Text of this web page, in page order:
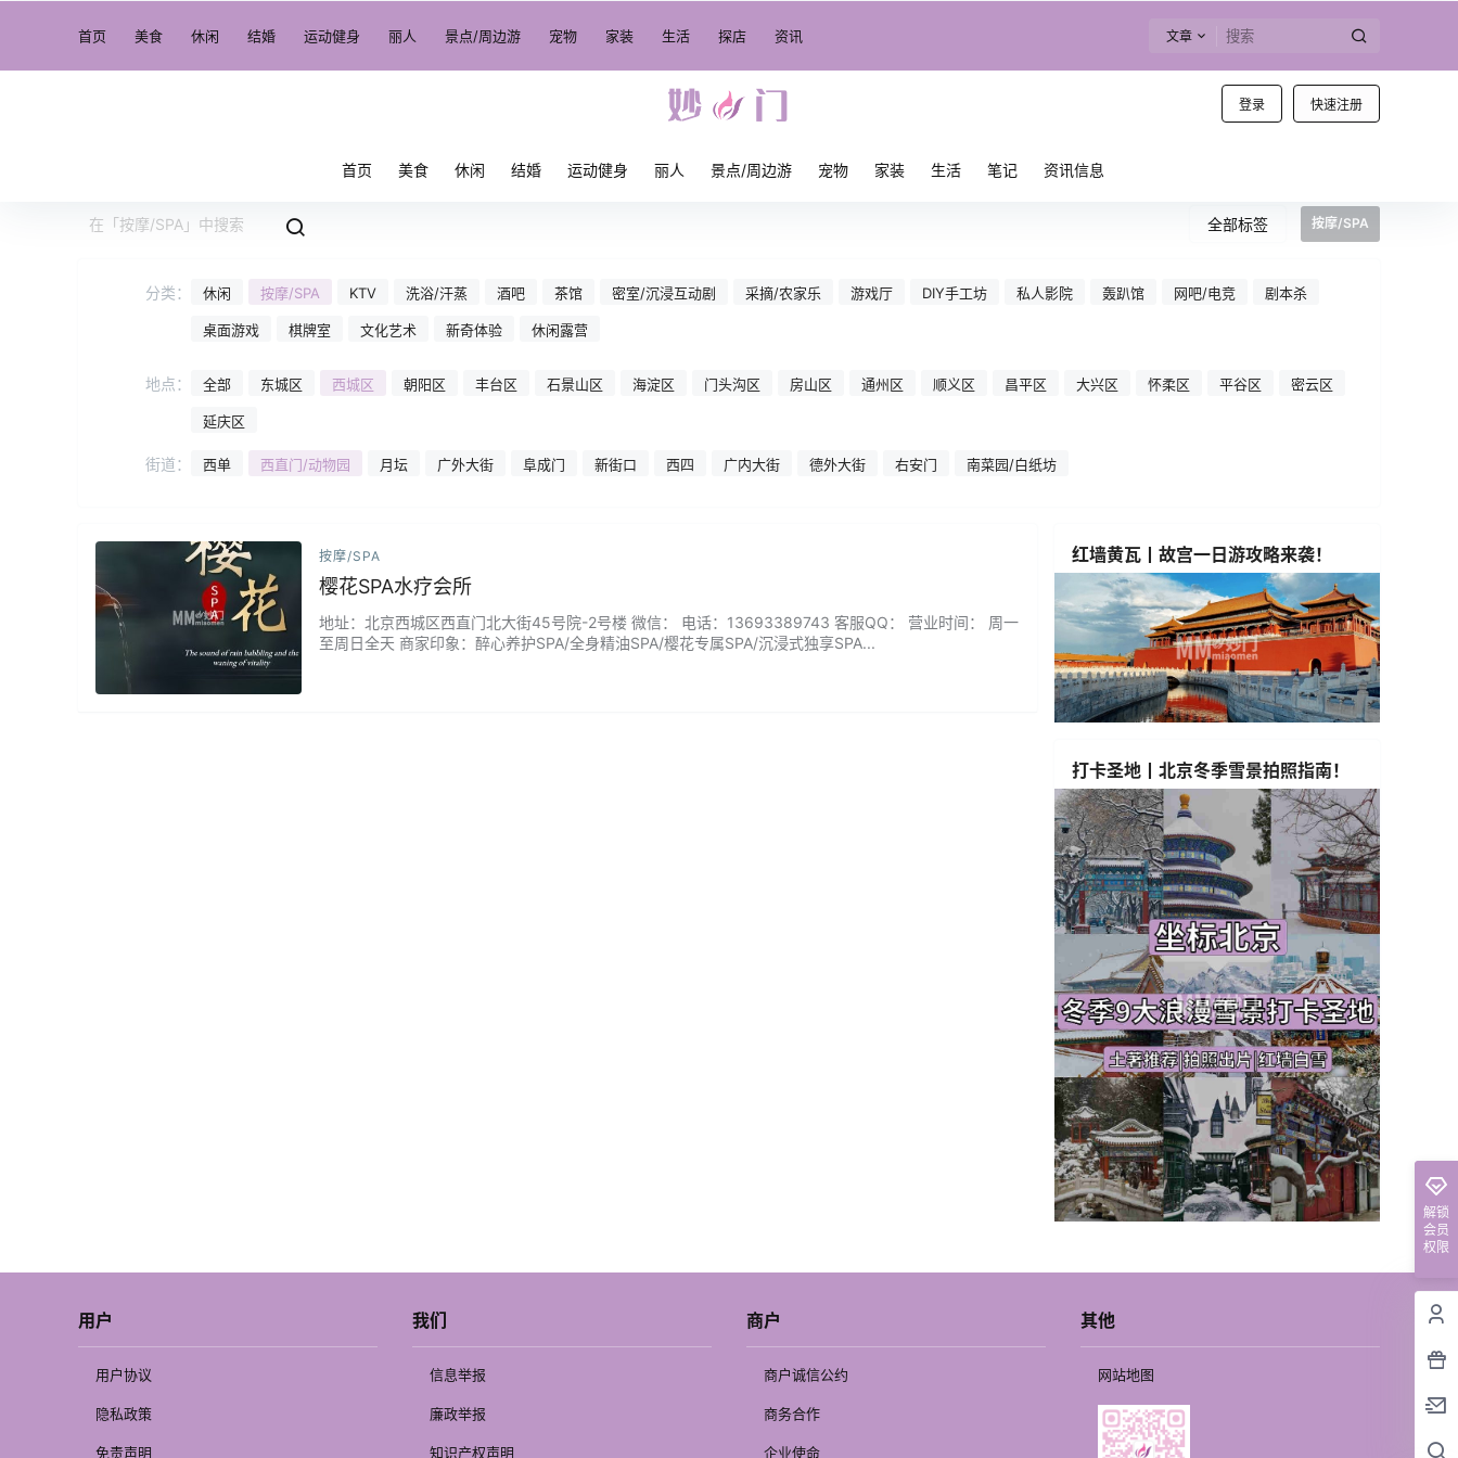
首页 美食 休闲 结婚 运动健身 丽人 景点/周边游 宠物 家装 生活 探店 资讯 文章
登录 快速注册
首页 美食 休闲 结婚 运动健身 丽人 景点/周边游 宠物 家装 生活 笔记 资讯信息
全部标签 按摩/SPA
分类： 休闲 按摩/SPA KTV 洗浴/汗蒸 酒吧 茶馆 密室/沉浸互动剧 采摘/农家乐 游戏厅 DIY手工坊 私人影院 轰趴馆 网吧/电竞 剧本杀
桌面游戏 棋牌室 文化艺术 新奇体验 休闲露营
地点： 全部 东城区 西城区 朝阳区 丰台区 石景山区 海淀区 门头沟区 房山区 通州区 顺义区 昌平区 大兴区 怀柔区 平谷区 密云区
延庆区
街道： 西单 西直门/动物园 月坛 广外大街 阜成门 新街口 西四 广内大街 德外大街 右安门 南菜园/白纸坊
按摩/SPA
樱花SPA水疗会所
地址：北京西城区西直门北大街45号院-2号楼 微信： 电话：13693389743 客服QQ： 营业时间： 周一
至周日全天 商家印象：醉心养护SPA/全身精油SPA/樱花专属SPA/沉浸式独享SPA...
红墙黄瓦丨故宫一日游攻略来袭！
打卡圣地丨北京冬季雪景拍照指南！
解锁
会员
权限
用户
用户协议
隐私政策
免责声明
我们
信息举报
廉政举报
知识产权声明
商户
商户诚信公约
商务合作
企业使命
其他
网站地图